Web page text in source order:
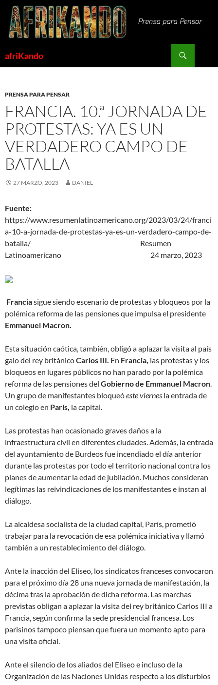
Saltar
contenido
afriKando
PRENSA PARA PENSAR
FRANCIA. 10.ª JORNADA DE
PROTESTAS: YA ES UN
VERDADERO CAMPO DE
BATALLA
27 MARZO, 2023 DANIEL
Fuente:
https://www.resumenlatinoamericano.org/2023/03/24/franci
a-10-a-jornada-de-protestas-ya-es-un-verdadero-campo-de-
batalla/ Resumen
Latinoamericano 24 marzo, 2023
Franciasigue siendo escenario de protestas y bloqueos por la
polémica reforma de las pensiones que impulsa el presidente
Emmanuel Macron.
Esta situación caótica, también, obligó a aplazar la visita al país
galo del rey británicoCarlos III. En Francia, las protestas y los
bloqueos en lugares públicos no han parado por la polémica
reforma de las pensiones del Gobierno de Emmanuel Macron.
Un grupo de manifestantes bloqueóeste viernes la entrada de
un colegio en París, la capital.
Las protestas han ocasionado graves daños a la
infraestructura civil en diferentes ciudades. Además, la entrada
del ayuntamiento de Burdeos fue incendiado el día anterior
durante las protestas por todo el territorio nacional contra los
planes de aumentar la edad de jubilación. Muchos consideran
legítimas las reivindicaciones de los manifestantes e instan al
diálogo.
La alcaldesa socialista de la ciudad capital, París, prometió
trabajar para la revocación de esa polémica iniciativa y llamó
también a un restablecimiento del diálogo.
Ante la inacción del Eliseo, los sindicatos franceses convocaron
para el próximo día 28 una nueva jornada de manifestación, la
décima tras la aprobación de dicha reforma. Las marchas
previstas obligan a aplazar la visita del rey británico Carlos III a
Francia, según confirma la sede presidencial francesa. Los
parisinos tampoco piensan que fuera un momento apto para
una visita oficial.
Ante el silencio de los aliados del Eliseo e incluso de la
Organización de las Naciones Unidas respecto a los disturbios